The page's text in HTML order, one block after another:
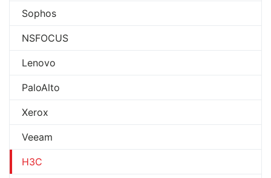
Sophos
NSFOCUS
Lenovo
PaloAlto
Xerox
Veeam
H3C